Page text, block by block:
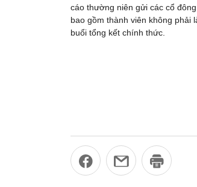
cáo thường niên gửi các cổ
bao gồm thành viên không phải
buổi tổng kết chính thức.